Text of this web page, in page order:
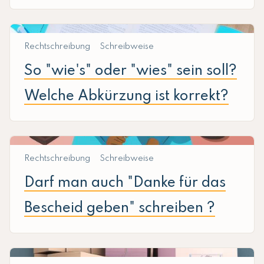
Rechtschreibung Schreibweise
So "wie's" oder "wies" sein soll?
Welche Abkürzung ist korrekt?
Rechtschreibung Schreibweise
Darf man auch "Danke für das
Bescheid geben" schreiben ?